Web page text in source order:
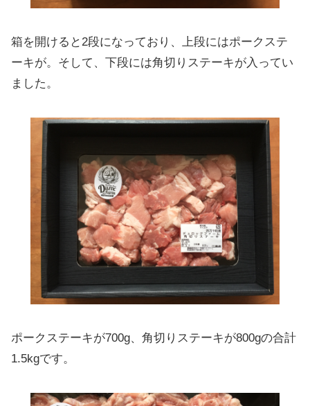
箱を開けると2段になっており、上段にはポークステ
ーキが。そして、下段には角切りステーキが入ってい
ました。
ポークステーキが700g、角切りステーキが800gの合計
1.5kgです。